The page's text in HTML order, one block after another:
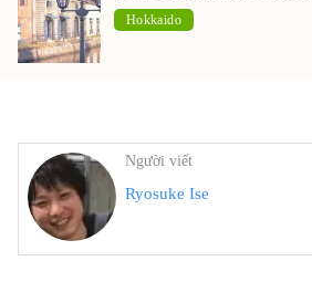
Hokkaido
Người viết
Ryosuke Ise